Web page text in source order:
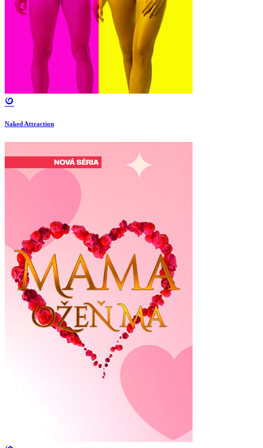
Naked Attraction